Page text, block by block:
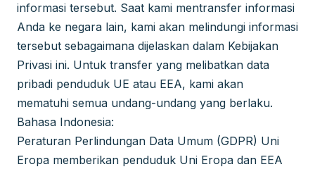
informasi tersebut. Saat kami mentransfer informasi
Anda ke negara lain, kami akan melindungi informasi
tersebut sebagaimana dijelaskan dalam Kebijakan
Privasi ini. Untuk transfer yang melibatkan data
pribadi penduduk UE atau EEA, kami akan
mematuhi semua undang-undang yang berlaku.
Bahasa Indonesia:
Peraturan Perlindungan Data Umum (GDPR) Uni
Eropa memberikan penduduk Uni Eropa dan EEA